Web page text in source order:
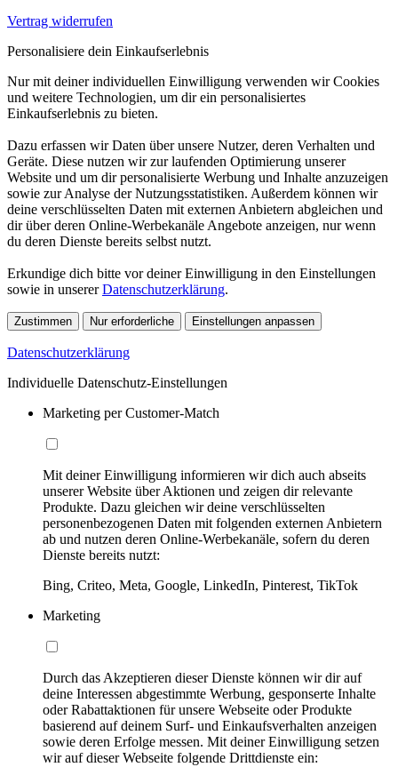
Vertrag widerrufen
Personalisiere dein Einkaufserlebnis
Nur mit deiner individuellen Einwilligung verwenden wir Cookies
und weitere Technologien, um dir ein personalisiertes
Einkaufserlebnis zu bieten.
Dazu erfassen wir Daten über unsere Nutzer, deren Verhalten und
Geräte. Diese nutzen wir zur laufenden Optimierung unserer
Website und um dir personalisierte Werbung und Inhalte anzuzeigen
sowie zur Analyse der Nutzungsstatistiken. Außerdem können wir
deine verschlüsselten Daten mit externen Anbietern abgleichen und
dir über deren Online-Werbekanäle Angebote anzeigen, nur wenn
du deren Dienste bereits selbst nutzt.
Erkundige dich bitte vor deiner Einwilligung in den Einstellungen
sowie in unsererDatenschutzerklärung.
Zustimmen Nur erforderliche Einstellungen anpassen
Datenschutzerklärung
Individuelle Datenschutz-Einstellungen
Marketing per Customer-Match
Mit deiner Einwilligung informieren wir dich auch abseits
unserer Website über Aktionen und zeigen dir relevante
Produkte. Dazu gleichen wir deine verschlüsselten
personenbezogenen Daten mit folgenden externen Anbietern
ab und nutzen deren Online-Werbekanäle, sofern du deren
Dienste bereits nutzt:
Bing, Criteo, Meta, Google, LinkedIn, Pinterest, TikTok
Marketing
Durch das Akzeptieren dieser Dienste können wir dir auf
deine Interessen abgestimmte Werbung, gesponserte Inhalte
oder Rabattaktionen für unsere Webseite oder Produkte
basierend auf deinem Surf- und Einkaufsverhalten anzeigen
sowie deren Erfolge messen. Mit deiner Einwilligung setzen
wir auf dieser Webseite folgende Drittdienste ein: